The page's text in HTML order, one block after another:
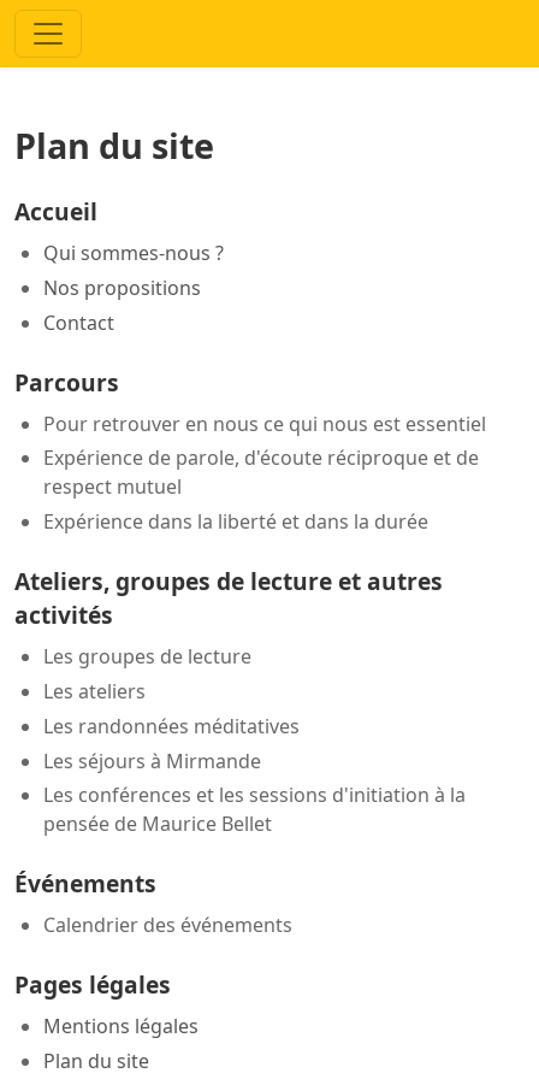
Plan du site
Accueil
Qui sommes-nous ?
Nos propositions
Contact
Parcours
Pour retrouver en nous ce qui nous est essentiel
Expérience de parole, d'écoute réciproque et de
respect mutuel
Expérience dans la liberté et dans la durée
Ateliers, groupes de lecture et autres
activités
Les groupes de lecture
Les ateliers
Les randonnées méditatives
Les séjours à Mirmande
Les conférences et les sessions d'initiation à la
pensée de Maurice Bellet
Événements
Calendrier des événements
Pages légales
Mentions légales
Plan du site